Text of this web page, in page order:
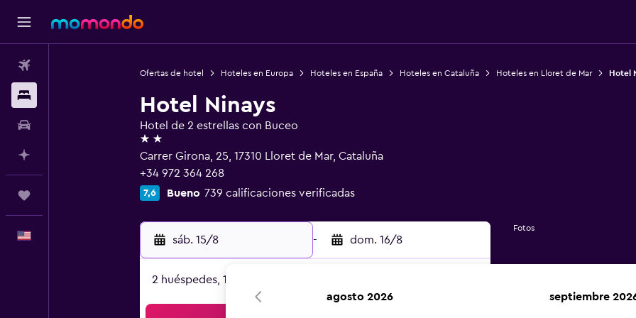
Ofertas de hotel Hoteles en Europa Hoteles en España Hoteles en Cataluña Hoteles en Lloret de Mar Hotel
Hotel Ninays
Hotel de 2 estrellas con Buceo
2 estrellas
Carrer Girona, 25, 17310 Lloret de Mar, Cataluña
+34 972 364 268
7,6 Bueno 739 calificaciones verificadas
sáb. 15/8 - dom. 16/8
2 huéspedes, 1 habitación
Fotos
agosto 2026 septiembre